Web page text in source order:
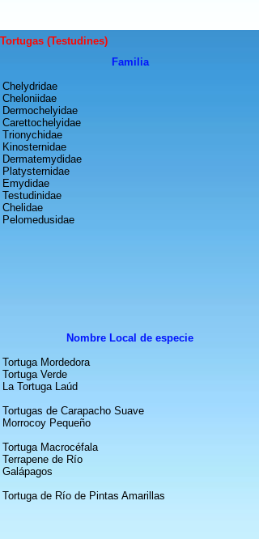
Tortugas (Testudines)
Familia
Chelydridae
Cheloniidae
Dermochelyidae
Carettochelyidae
Trionychidae
Kinosternidae
Dermatemydidae
Platysternidae
Emydidae
Testudinidae
Chelidae
Pelomedusidae
Nombre Local de especie
Tortuga Mordedora
Tortuga Verde
La Tortuga Laúd
Tortugas de Carapacho Suave
Morrocoy Pequeño
Tortuga Macrocéfala
Terrapene de Río
Galápagos
Tortuga de Río de Pintas Amarillas